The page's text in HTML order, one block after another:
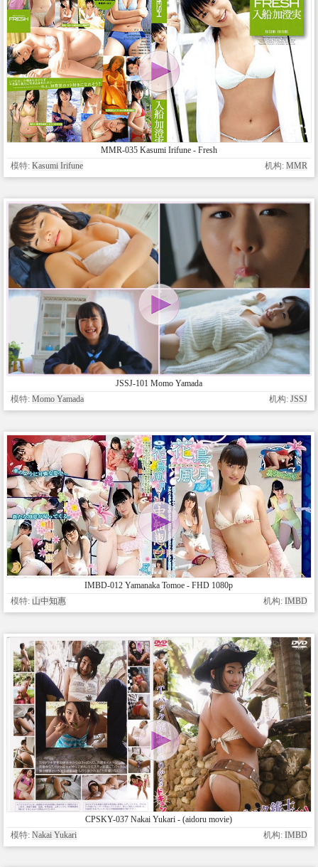
MMR-035 Kasumi Irifune - Fresh
模特: Kasumi Irifune 机构: MMR
JSSJ-101 Momo Yamada
模特: Momo Yamada 机构: JSSJ
IMBD-012 Yamanaka Tomoe - FHD 1080p
模特: 山中知惠 机构: IMBD
CPSKY-037 Nakai Yukari - (aidoru movie)
模特: Nakai Yukari 机构: IMBD